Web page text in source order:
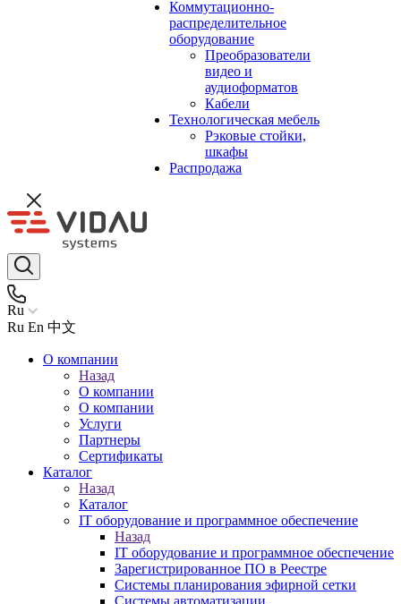
Коммутационно-
распределительное
оборудование
Преобразователи
видео и
аудиоформатов
Кабели
Технологическая мебель
Рэковые стойки,
шкафы
Распродажа
Ru
Ru En 中文
О компании
Назад
О компании
О компании
Услуги
Партнеры
Сертификаты
Каталог
Назад
Каталог
IT оборудование и программное обеспечение
Назад
IT оборудование и программное обеспечение
Зарегистрированное ПО в Реестре
Системы планирования эфирной сетки
Системы автоматизации